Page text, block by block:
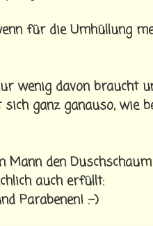
für die Umhüllung
wenig davon braucht
ganz ganauso, wie
den
auch erfüllt:
Parabenen! :-)